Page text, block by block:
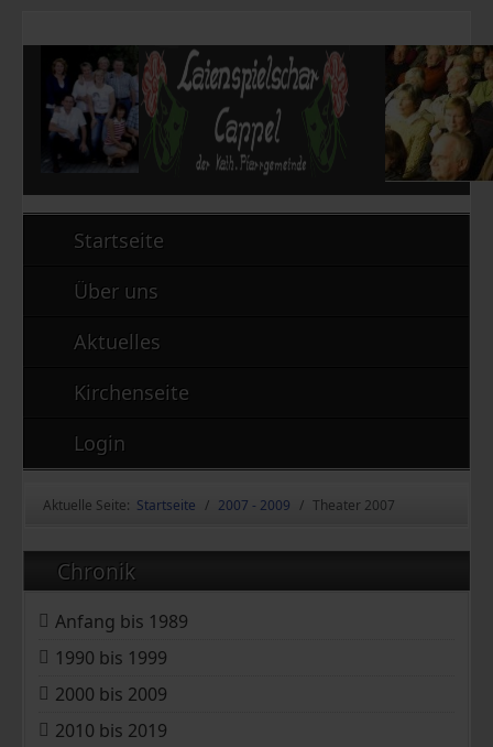
Startseite
Über uns
Aktuelles
Kirchenseite
Login
Aktuelle Seite: Startseite 2007 - 2009 Theater 2007
Chronik
Anfang bis 1989
1990 bis 1999
2000 bis 2009
2010 bis 2019